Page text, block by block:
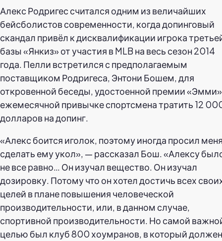
Алекс Родригес считался одним из величайших
бейсболистов современности, когда допинговый
скандал привёл к дисквалификации игрока
базы «Янкиз» от участия в MLB на весь сезон 2014
года. Пелли встретился с предполагаемым
поставщиком Родригеса, Энтони Бошем, для
откровенной беседы, удостоенной премии
ежемесячной привычке спортсмена тратить 12
долларов на допинг.
«Алекс боится иголок, поэтому иногда просил
сделать ему укол», — рассказал Бош. «Алексу
не все равно… Он изучал вещество. Он изучал
дозировку. Потому что он хотел достичь всех
целей в плане повышения человеческой
производительности, или, в данном случае,
спортивной производительности. Но самой
целью был клуб 800 хоумранов, в который должен